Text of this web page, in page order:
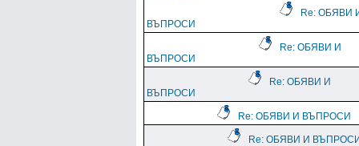
Re: ОБЯВИ
ВЪПРОСИ
Re: ОБЯВИ И
ВЪПРОСИ
Re: ОБЯВИ И
ВЪПРОСИ
Re: ОБЯВИ И ВЪПРОСИ
Re: ОБЯВИ И